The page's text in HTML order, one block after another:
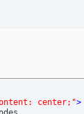
center;">